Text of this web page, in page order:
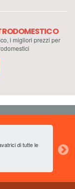
i migliori prezzi per
di tutte le